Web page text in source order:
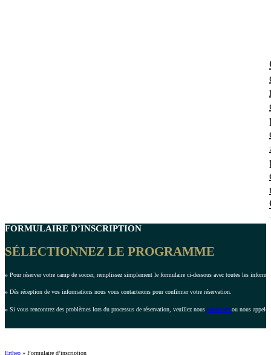
FORMULAIRE D’INSCRIPTION
SÉLECTIONNEZ LE PROGRAMME
» Pour réserver votre camp de soccer, remplissez simplement le formulaire ci-dessous avec toutes les
» Dès réception de vos informations nous vous contacterons pour confirmer votre réservation.
» Si vous rencontrez des problèmes lors du processus de réservation, veuillez nous contacterou nous
Ertheo » Formulaire d’inscription